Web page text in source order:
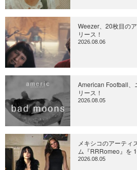
Weezer、20枚目の
リース！
2026.08.06
American Football、
リース！
2026.08.05
メキシコのアーティ
ム『RRRomeo』を
2026.08.05